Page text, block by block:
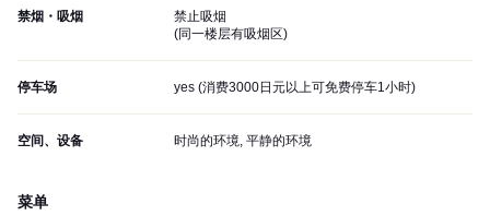
禁烟・吸烟
禁止吸烟
(同一楼层有吸烟区)
停车场 yes (消费3000日元以上可免费停车1小时)
空间、设备 时尚的环境, 平静的环境
菜单